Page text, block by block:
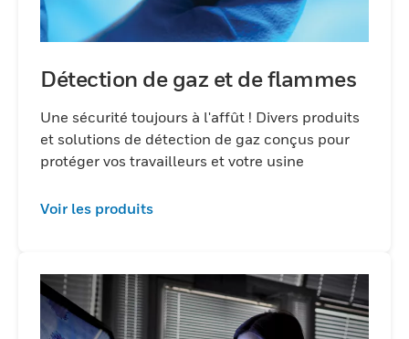
Détection de gaz et de flammes
Une sécurité toujours à l'affût ! Divers produits
et solutions de détection de gaz conçus pour
protéger vos travailleurs et votre usine
Voir les produits